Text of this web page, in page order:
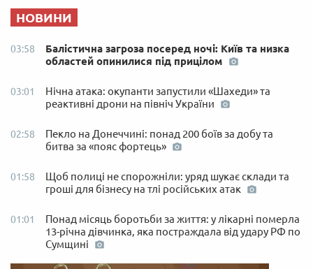
НОВИНИ
03:58
Балістична загроза посеред ночі: Київ та низка
областей опинилися під прицілом
03:01
Нічна атака: окупанти запустили «Шахеди» та
реактивні дрони на північ України
02:58
Пекло на Донеччині: понад 200 боїв за добу та
битва за «пояс фортець»
01:58
Щоб полиці не спорожніли: уряд шукає склади та
гроші для бізнесу на тлі російських атак
01:01
Понад місяць боротьби за життя: у лікарні померла
13-річна дівчинка, яка постраждала від удару РФ по
Сумщині